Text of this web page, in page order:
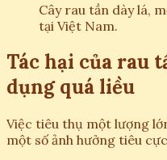
Cây rau tần dày lá,
tại Việt Nam.
Tác hại của rau
dụng quá liều
Việc tiêu thụ một lượng
một số ảnh hưởng tiêu